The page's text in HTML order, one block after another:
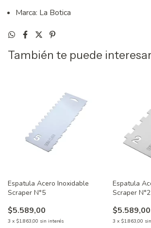
Marca: La Botica
También te puede
Espatula Acero Inoxidable
Scraper N°5
$5.589,00
3 x $1.863,00 sin interés
Espatula
Scraper N°2
$5.589,00
3 x $1.863,00